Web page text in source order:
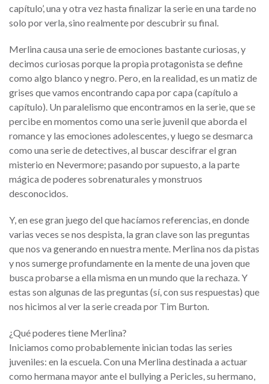
capítulo’, una y otra vez hasta finalizar la serie en una tarde no
solo por verla, sino realmente por descubrir su final.
Merlina causa una serie de emociones bastante curiosas, y
decimos curiosas porque la propia protagonista se define
como algo blanco y negro. Pero, en la realidad, es un matiz de
grises que vamos encontrando capa por capa (capítulo a
capítulo). Un paralelismo que encontramos en la serie, que se
percibe en momentos como una serie juvenil que aborda el
romance y las emociones adolescentes, y luego se desmarca
como una serie de detectives, al buscar descifrar el gran
misterio en Nevermore; pasando por supuesto, a la parte
mágica de poderes sobrenaturales y monstruos
desconocidos.
Y, en ese gran juego del que hacíamos referencias, en donde
varias veces se nos despista, la gran clave son las preguntas
que nos va generando en nuestra mente. Merlina nos da pistas
y nos sumerge profundamente en la mente de una joven que
busca probarse a ella misma en un mundo que la rechaza. Y
estas son algunas de las preguntas (sí, con sus respuestas) que
nos hicimos al ver la serie creada por Tim Burton.
¿Qué poderes tiene Merlina?
Iniciamos como probablemente inician todas las series
juveniles: en la escuela. Con una Merlina destinada a actuar
como hermana mayor ante el bullying a Pericles, su hermano,